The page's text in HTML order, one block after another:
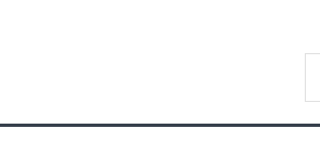
Invitations
sujet
HTML